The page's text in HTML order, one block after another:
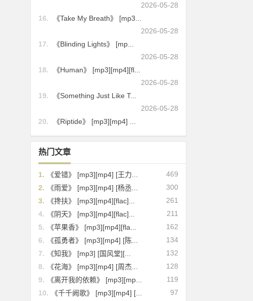
2026-05-28
16.
《Take My Breath》 [mp3...
2026-05-28
17.
《Blinding Lights》 [mp...
2026-05-28
18.
《Human》 [mp3][mp4][fl...
2026-05-28
19.
《Something Just Like T...
2026-05-28
20.
《Riptide》 [mp3][mp4] ...
热门文章
469
1.
《爱错》 [mp3][mp4] [王力...
300
2.
《雨爱》 [mp3][mp4] [杨丞...
261
3.
《搀扶》 [mp3][mp4][flac]...
211
4.
《阴天》 [mp3][mp4][flac]...
162
5.
《苹果香》 [mp3][mp4][fla...
134
6.
《孤勇者》 [mp3][mp4] [陈...
132
7.
《知我》 [mp3] [国风堂][...
128
8.
《花海》 [mp3][mp4] [周杰...
119
9.
《离开我的依赖》 [mp3][mp...
97
10.
《千千阙歌》 [mp3][mp4] [...